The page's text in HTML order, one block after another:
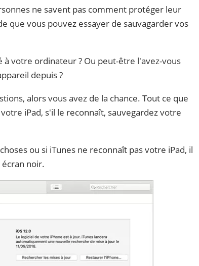
ne savent pas comment protéger leur
que vous pouvez essayer de sauvagarder vos
votre ordinateur ? Ou peut-être l'avez-vous
depuis ?
alors vous avez de la chance. Tout ce que
iPad, s'il le reconnaît, sauvegardez votre
ou si iTunes ne reconnaît pas votre iPad, il
noir.